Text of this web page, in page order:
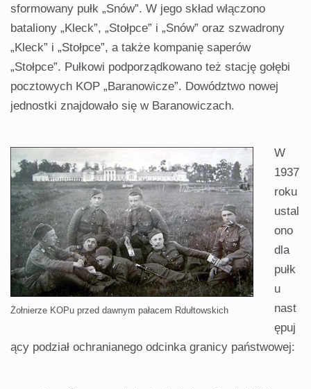
sformowany pułk „Snów”. W jego skład włączono
bataliony „Kleck”, „Stołpce” i „Snów” oraz szwadrony
„Kleck” i „Stołpce”, a także kompanię saperów
„Stołpce”. Pułkowi podporządkowano też stację gołębi
pocztowych KOP „Baranowicze”. Dowództwo nowej
jednostki znajdowało się w Baranowiczach.
Żołnierze KOPu przed dawnym pałacem Rdułtowskich
W
1937
roku
ustal
ono
dla
pułk
u
nast
ępuj
ący podział ochranianego odcinka granicy państwowej: